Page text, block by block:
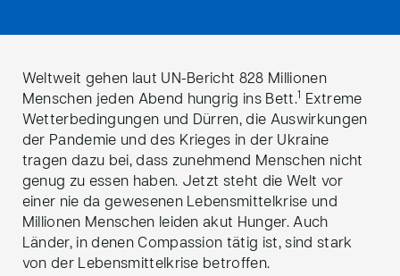
Weltweit gehen laut UN-Bericht 828 Millionen
Menschen jeden Abend hungrig ins Bett.1
Extreme
Wetterbedingungen und Dürren, die Auswirkungen
der Pandemie und des Krieges in der Ukraine
tragen dazu bei, dass zunehmend Menschen nicht
genug zu essen haben. Jetzt steht die Welt vor
einer nie da gewesenen Lebensmittelkrise und
Millionen Menschen leiden akut Hunger. Auch
Länder, in denen Compassion tätig ist, sind stark
von der Lebensmittelkrise betroffen.